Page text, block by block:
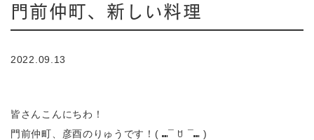
門前仲町、新しい料理
2022.09.13
皆さんこんにちわ！
門前仲町、彦酉のりゅうです！( ⑉¯ ꇴ ¯⑉ )